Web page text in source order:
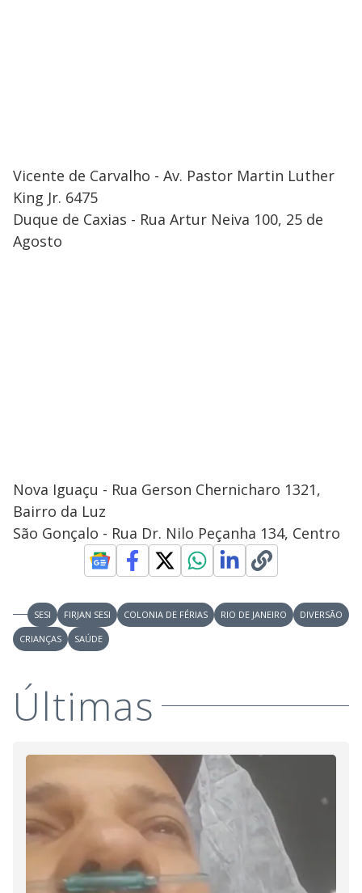
Vicente de Carvalho - Av. Pastor Martin Luther
King Jr. 6475
Duque de Caxias - Rua Artur Neiva 100, 25 de
Agosto
Nova Iguaçu - Rua Gerson Chernicharo 1321,
Bairro da Luz
São Gonçalo - Rua Dr. Nilo Peçanha 134, Centro
SESI FIRJAN SESI COLONIA DE FÉRIAS RIO DE JANEIRO
DIVERSÃO
CRIANÇAS
SAÚDE
Últimas